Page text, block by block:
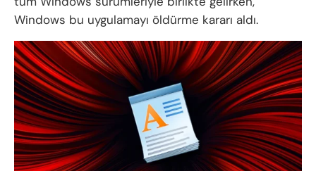
Windows bu uygulamayı öldürme kararı aldı.